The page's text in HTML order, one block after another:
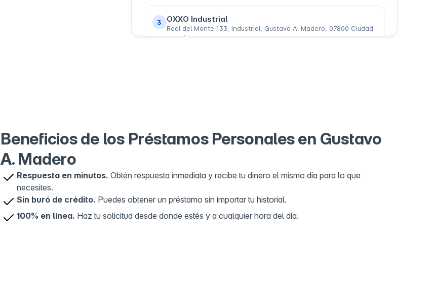
3 OXXO Industrial
Real del Monte 133, Industrial, Gustavo A. Madero, 07800 Ciudad
de México, CDMX, Mexico
Beneficios de los Préstamos Personales en Gustavo
A. Madero
Respuesta en minutos. Obtén respuesta inmediata y recibe tu dinero el mismo día para lo que
necesites.
Sin buró de crédito. Puedes obtener un préstamo sin importar tu historial.
100% en línea. Haz tu solicitud desde donde estés y a cualquier hora del día.